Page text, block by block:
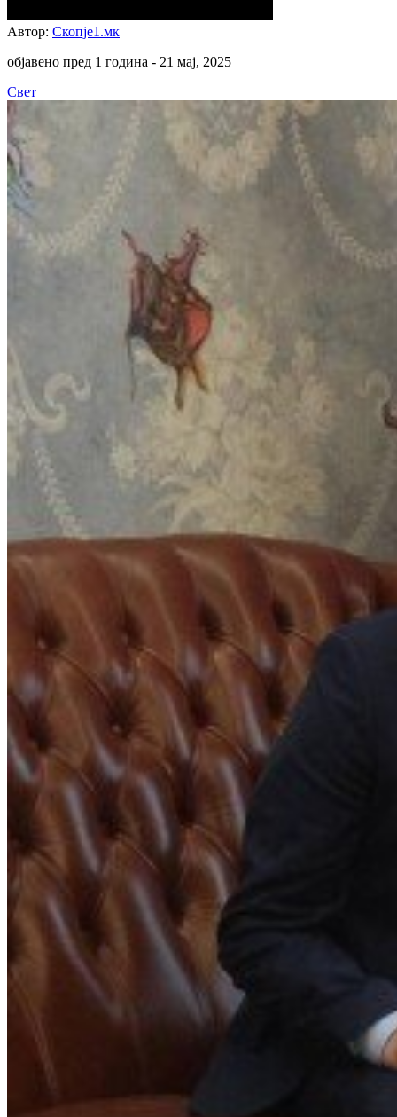
Автор: Скопје1.мк
објавено пред 1 година - 21 мај, 2025
Свет